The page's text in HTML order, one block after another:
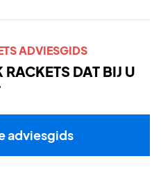
ADVIESGIDS
RACKETS DAT BIJ U
adviesgids